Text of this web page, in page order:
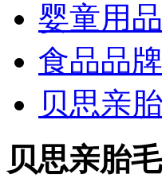
婴童用
食品品牌
贝思亲
贝思亲胎